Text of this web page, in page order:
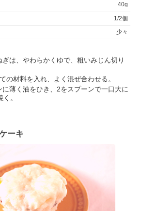
40g
1/2個
少々
ぎは、やわらかくゆで、粗いみじん切り
の材料を入れ、よく混ぜ合わせる。
薄く油をひき、2をスプーンで一口大に
。
ーキ